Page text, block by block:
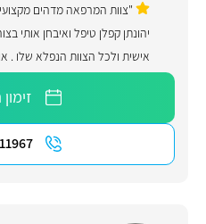
"צוות המרפאה מדהים
יהונתן קפלן טיפל ואיבחן אותי
אישית ולכל הצוות הנפלא שלו .